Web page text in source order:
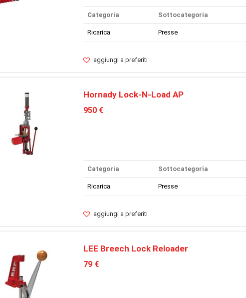
Categoria Sottocategoria
Ricarica Presse
aggiungi a preferiti
Hornady Lock-N-Load AP
950 €
Categoria Sottocategoria
Ricarica Presse
aggiungi a preferiti
LEE Breech Lock Reloader
79 €